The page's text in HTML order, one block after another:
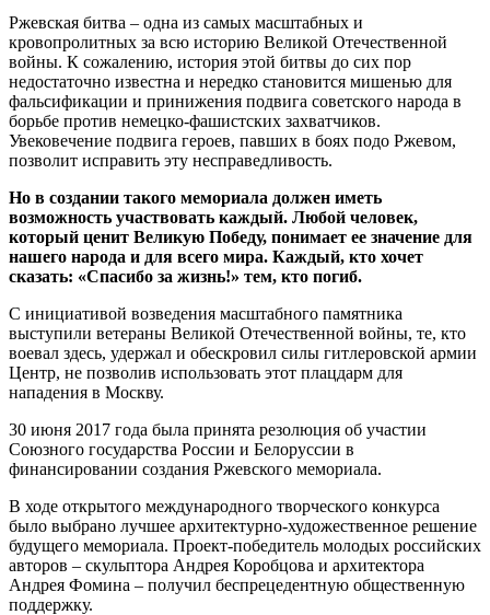
Ржевская битва – одна из самых масштабных и
кровопролитных за всю историю Великой Отечественной
войны. К сожалению, история этой битвы до сих пор
недостаточно известна и нередко становится мишенью для
фальсификации и принижения подвига советского народа в
борьбе против немецко-фашистских захватчиков.
Увековечение подвига героев, павших в боях подо Ржевом,
позволит исправить эту несправедливость.
Но в создании такого мемориала должен иметь
возможность участвовать каждый. Любой человек,
который ценит Великую Победу, понимает ее значение для
нашего народа и для всего мира. Каждый, кто хочет
сказать: «Спасибо за жизнь!» тем, кто погиб.
С инициативой возведения масштабного памятника
выступили ветераны Великой Отечественной войны, те, кто
воевал здесь, удержал и обескровил силы гитлеровской армии
Центр, не позволив использовать этот плацдарм для
нападения в Москву.
30 июня 2017 года была принята резолюция об участии
Союзного государства России и Белоруссии в
финансировании создания Ржевского мемориала.
В ходе открытого международного творческого конкурса
было выбрано лучшее архитектурно-художественное решение
будущего мемориала. Проект-победитель молодых российских
авторов – скульптора Андрея Коробцова и архитектора
Андрея Фомина – получил беспрецедентную общественную
поддержку.